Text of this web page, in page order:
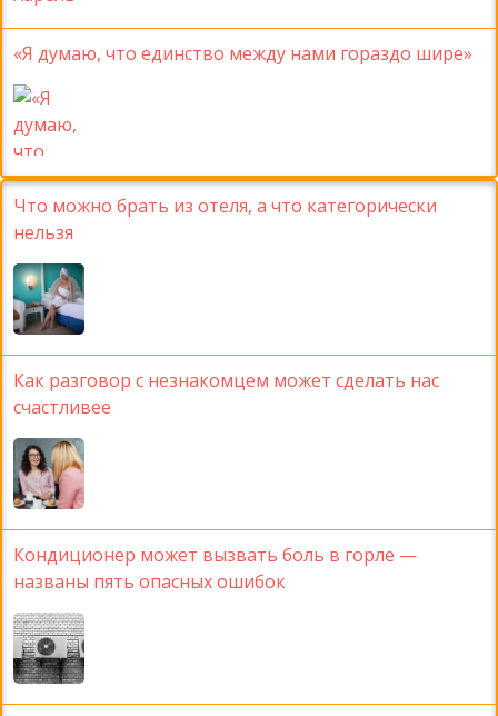
«Я думаю, что единство между нами гораздо шире»
Что можно брать из отеля, а что категорически
нельзя
Как разговор с незнакомцем может сделать нас
счастливее
Кондиционер может вызвать боль в горле —
названы пять опасных ошибок